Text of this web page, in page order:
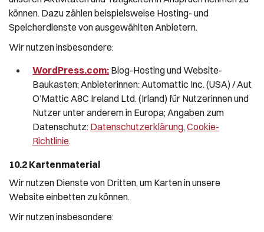
können. Dazu zählen beispielsweise Hosting- und
Speicherdienste von ausgewählten Anbietern.
Wir nutzen insbesondere:
WordPress.com: Blog-Hosting und Website-
Baukasten; Anbieterinnen: Automattic Inc. (USA) / Aut
O’Mattic A8C Ireland Ltd. (Irland) für Nutzerinnen und
Nutzer unter anderem in Europa; Angaben zum
Datenschutz: Datenschutzerklärung, Cookie-
Richtlinie.
10.2 Kartenmaterial
Wir nutzen Dienste von Dritten, um Karten in unsere
Website einbetten zu können.
Wir nutzen insbesondere: